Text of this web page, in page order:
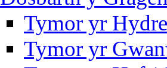
Tymor yr
Tymor yr